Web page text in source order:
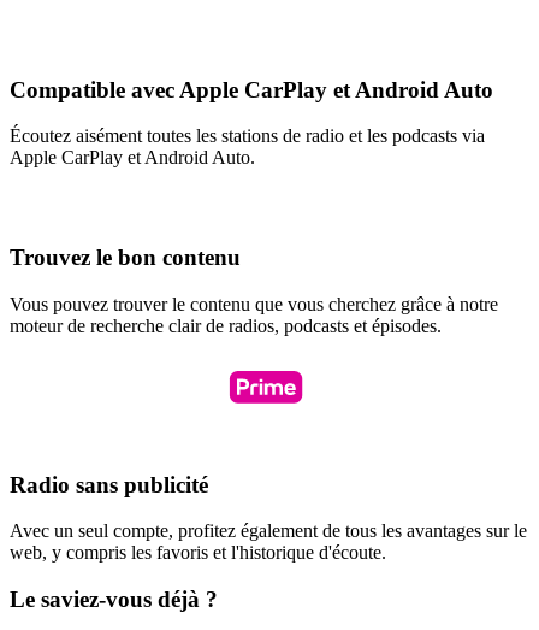
Compatible avec Apple CarPlay et Android Auto
Écoutez aisément toutes les stations de radio et les podcasts via
Apple CarPlay et Android Auto.
Trouvez le bon contenu
Vous pouvez trouver le contenu que vous cherchez grâce à notre
moteur de recherche clair de radios, podcasts et épisodes.
Radio sans publicité
Avec un seul compte, profitez également de tous les avantages sur le
web, y compris les favoris et l'historique d'écoute.
Le saviez-vous déjà ?